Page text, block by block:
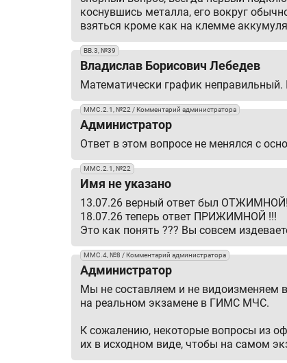
коснувшись металла, его вокруг
взяться кроме как на клемме
ВВ.3, №39
Владислав Борисович Лебедев
Математически график неправильный.
ММС.2.1, №22 / Комментарий администратора
Администратор
Ответ в этом вопросе не менялся с
ММС.2.1, №22
Имя не указано
13.07.26 верный ответ был
18.07.26 теперь ответ ПРИЖИМНОЙ !!!
Это как понять ??? Вы совсем
ММС.4, №8 / Комментарий администратора
Администратор
Мы не составляем и не видоизменяем
на реальном экзамене в ГИМС МЧС.
К сожалению, некоторые вопросы из
их в исходном виде, чтобы на самом